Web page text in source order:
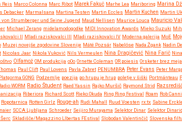
Reis Marco Colonna Marc Ribot Marek Fakuč Marhe Lea Mariboring Marina
Debacker Marmalsana Martina Testen Martin Eccles Martin Kuchen Martin
Strumberger und Seine Jugend Maud Nellisen Maurice Louca Mauricio
Michael Zerang midelamodogodke MIDI Innovation Awards Mieko Suzuki
II Mladi raziskovalci III Mladi raziskovalci IV Moderna galerija MoE
Muzej novejše zgodovine Slovenije Máté Pozsár Nabelóse Nada Žgank Nadin
Nicolas Jaar Nikola Vuković Nils Vermeulen Nina Dragičević Nina Farič
Olfamož OM produkcija oOo Ornette Coleman OR poiesis Orsketer brez meja
Paul Clift Paul Lovens Pavla Zabret PENUMBRA Peter Evans Peter
GONG Podzemlje poezija po hrupu je hrup poletje v šiški Portmänteau
WORM Radio Študent Raed Yassin Rajko Muršič Raymond Strid
Riberiora Richard Scott Rieko Okuda Ring Ring Festival Roam Rob
Ropotarnica Rotten Girlz Rouge-ah Rudi Mahall Ruud Voesten rx:tx Sabine
SCCA Ljubljana Schroeder Seijiro Murayama Selektor Dinar Selektor Dinarid
Skladišče/Magazzino LIbertas FEstival Slobodan Valentinčič Slovenska